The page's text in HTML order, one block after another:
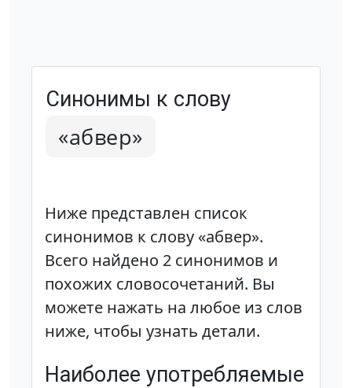
Синонимы к слову
«абвер»
Ниже представлен список
синонимов к слову «абвер».
Всего найдено 2 синонимов и
похожих словосочетаний. Вы
можете нажать на любое из слов
ниже, чтобы узнать детали.
Наиболее употребляемые